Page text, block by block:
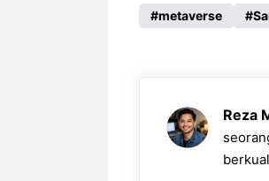
c
b
a
s
A
p
l
g
r
a
m
s
e
n
g
e
metaverse
Reza